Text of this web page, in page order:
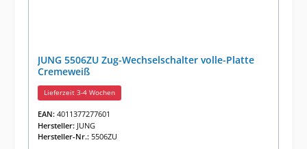
JUNG 5506ZU Zug-Wechselschalter volle-Platte
Cremeweiß
Lieferzeit 3-4 Wochen
EAN: 4011377277601
Hersteller: JUNG
Hersteller-Nr.: 5506ZU